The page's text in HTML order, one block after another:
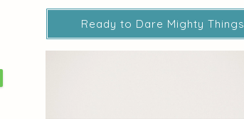
Ready to Dare Mighty Things